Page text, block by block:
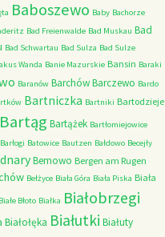
Baboszewo Baby Bachorze
Bad Freienwalde Bad Muskau Bad
Bad Schwartau Bad Sulza Bad Sulze
Wanda Banie Mazurskie Bansin Baraki
Baranów BarchówBarczewo Bardo
Bartniczka Bartniki Bartodzieje
Bartąg Bartążek Bartłomiejowice
Barłogi Batowice Bautzen Bałdowo Becejły
Bemowo Bergen am Rugen
Bełżyce Biała Góra Biała Piska Biała
Białe Błoto Białka Białobrzegi
Białołęka Białutki Białuty